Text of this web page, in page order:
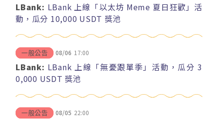
LBank: LBank 上線「以太坊 Meme 夏日狂歡」活
動，瓜分 10,000 USDT 獎池
一般公告 08/06 17:00
LBank: LBank 上線「無憂跟單季」活動，瓜分 3
0,000 USDT 獎池
一般公告 08/05 22:00